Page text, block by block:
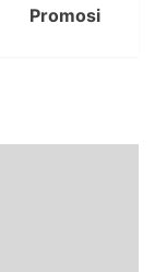
Promosi